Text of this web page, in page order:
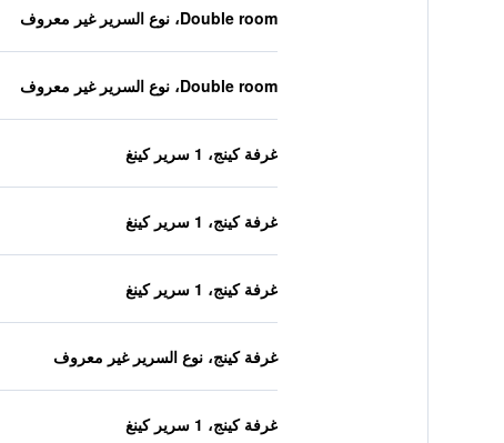
Double room، نوع السرير غير معروف
Double room، نوع السرير غير معروف
غرفة كينج، 1 سرير كينغ
غرفة كينج، 1 سرير كينغ
غرفة كينج، 1 سرير كينغ
غرفة كينج، نوع السرير غير معروف
غرفة كينج، 1 سرير كينغ